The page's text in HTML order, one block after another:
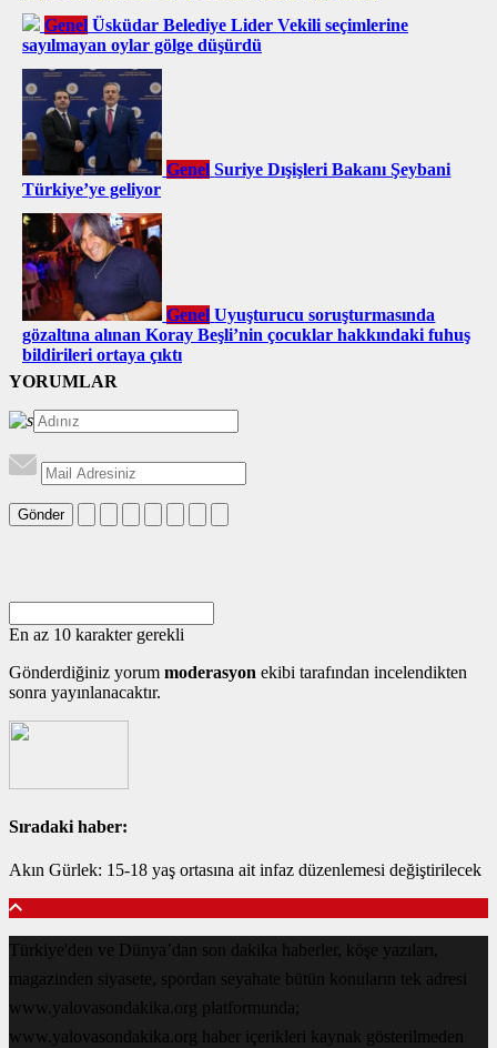
Genel Üsküdar Belediye Lider Vekili seçimlerine
sayılmayan oylar gölge düşürdü
Genel Suriye Dışişleri Bakanı Şeybani
Türkiye’ye geliyor
Genel Uyuşturucu soruşturmasında
gözaltına alınan Koray Beşli’nin çocuklar hakkındaki fuhuş
bildirileri ortaya çıktı
YORUMLAR
Gönder
En az 10 karakter gerekli
Gönderdiğiniz yorum moderasyon ekibi tarafından incelendikten
sonra yayınlanacaktır.
Sıradaki haber:
Akın Gürlek: 15-18 yaş ortasına ait infaz düzenlemesi değiştirilecek
Türkiye'den ve Dünya’dan son dakika haberler, köşe yazıları,
magazinden siyasete, spordan seyahate bütün konuların tek adresi
www.yalovasondakika.org platformunda;
www.yalovasondakika.org haber içerikleri kaynak gösterilmeden